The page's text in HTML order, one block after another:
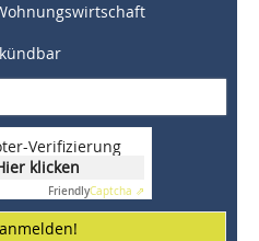
Verifizierung
klicken
FriendlyCaptcha ⇗